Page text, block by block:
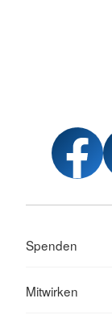
Spenden
Mitwirken